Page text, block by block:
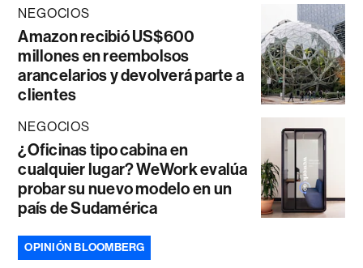
NEGOCIOS
Amazon recibió US$600
millones en reembolsos
arancelarios y devolverá parte a
clientes
NEGOCIOS
¿Oficinas tipo cabina en
cualquier lugar? WeWork evalúa
probar su nuevo modelo en un
país de Sudamérica
OPINIÓN BLOOMBERG